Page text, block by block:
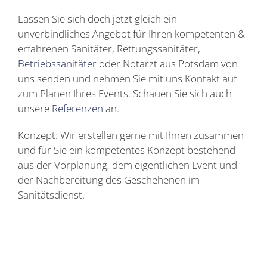
Lassen Sie sich doch jetzt gleich ein
unverbindliches Angebot für Ihren kompetenten &
erfahrenen Sanitäter, Rettungssanitäter,
Betriebssanitäter oder Notarzt aus Potsdam von
uns senden und nehmen Sie mit uns Kontakt auf
zum Planen Ihres Events. Schauen Sie sich auch
unsere Referenzen an.
Konzept: Wir erstellen gerne mit Ihnen zusammen
und für Sie ein kompetentes Konzept bestehend
aus der Vorplanung, dem eigentlichen Event und
der Nachbereitung des Geschehenen im
Sanitätsdienst.